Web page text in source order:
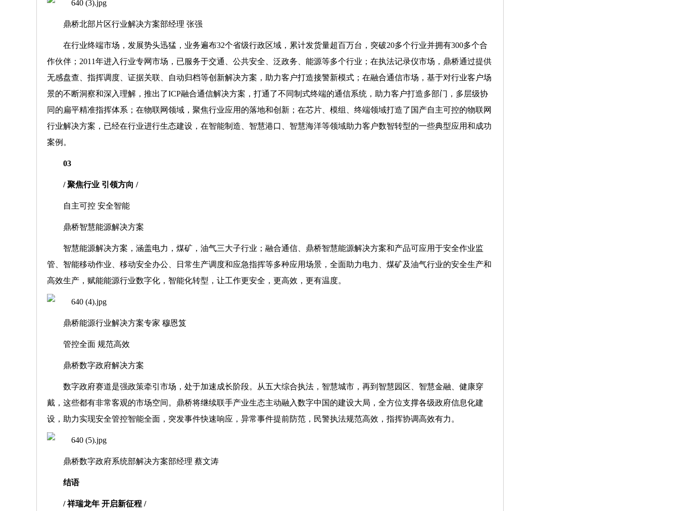
鼎桥北部片区行业解决方案部经理 张强
在行业终端市场，发展势头迅猛，业务遍布32个省级行政区域，累计发货量超百万台，突破20多个行业并拥有300多个合
作伙伴；2011年进入行业专网市场，已服务于交通、公共安全、泛政务、能源等多个行业；在执法记录仪市场，鼎桥通过提供
无感盘查、指挥调度、证据关联、自动归档等创新解决方案，助力客户打造接警新模式；在融合通信市场，基于对行业客户场
景的不断洞察和深入理解，推出了ICP融合通信解决方案，打通了不同制式终端的通信系统，助力客户打造多部门，多层级协
同的扁平精准指挥体系；在物联网领域，聚焦行业应用的落地和创新；在芯片、模组、终端领域打造了国产自主可控的物联网
行业解决方案，已经在行业进行生态建设，在智能制造、智慧港口、智慧海洋等领域助力客户数智转型的一些典型应用和成功
案例。
03
/ 聚焦行业 引领方向 /
自主可控 安全智能
鼎桥智慧能源解决方案
智慧能源解决方案，涵盖电力，煤矿，油气三大子行业；融合通信、鼎桥智慧能源解决方案和产品可应用于安全作业监
管、智能移动作业、移动安全办公、日常生产调度和应急指挥等多种应用场景，全面助力电力、煤矿及油气行业的安全生产和
高效生产，赋能能源行业数字化，智能化转型，让工作更安全，更高效，更有温度。
鼎桥能源行业解决方案专家 穆恩笈
管控全面 规范高效
鼎桥数字政府解决方案
数字政府赛道是强政策牵引市场，处于加速成长阶段。从五大综合执法，智慧城市，再到智慧园区、智慧金融、健康穿
戴，这些都有非常客观的市场空间。鼎桥将继续联手产业生态主动融入数字中国的建设大局，全方位支撑各级政府信息化建
设，助力实现安全管控智能全面，突发事件快速响应，异常事件提前防范，民警执法规范高效，指挥协调高效有力。
鼎桥数字政府系统部解决方案部经理 蔡文涛
结语
/ 祥瑞龙年 开启新征程 /